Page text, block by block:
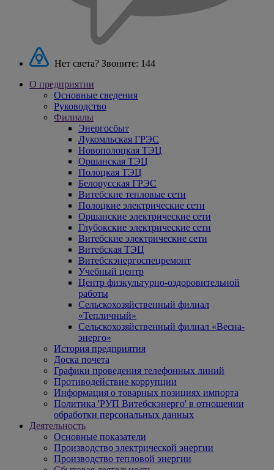
Нет света? Звоните: 144
О предприятии
Основные сведения
Руководство
Филиалы
Энергосбыт
Лукомльская ГРЭС
Новополоцкая ТЭЦ
Оршанская ТЭЦ
Полоцкая ТЭЦ
Белорусская ГРЭС
Витебские тепловые сети
Полоцкие электрические сети
Оршанские электрические сети
Глубокские электрические сети
Витебские электрические сети
Витебская ТЭЦ
Витебскэнергоспецремонт
Учебный центр
Центр физкультурно-оздоровительной
работы
Сельскохозяйственный филиал
«Тепличный»
Сельскохозяйственный филиал «Весна-
энерго»
История предприятия
Доска почета
Графики проведения телефонных линий
Противодействие коррупции
Информация о товарных позициях импорта
Политика 'РУП Витебскэнерго' в отношении
обработки персональных данных
Деятельность
Основные показатели
Производство электрической энергии
Производство тепловой энергии